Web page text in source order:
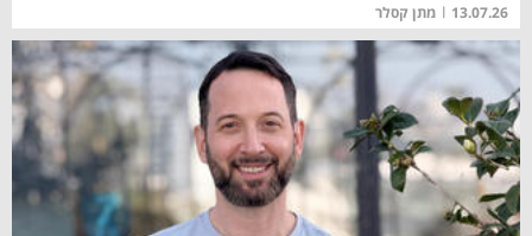
13.07.26
| מתן קסלר